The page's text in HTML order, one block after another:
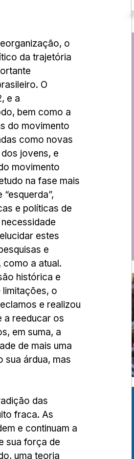
o
da trajetória
O
e a
bem como a
do movimento
como novas
jovens, e
movimento
na fase mais
e políticas de
estes
e
como a atual.
histórica e
o
e realizou
a reeducar os
em suma, a
de mais uma
sua árdua, mas
das
fraca. As
e continuam a
sua força de
uma teoria